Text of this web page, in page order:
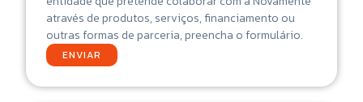
através de produtos, serviços, financiamento ou
outras formas de parceria, preencha o formulário.
ENVIAR